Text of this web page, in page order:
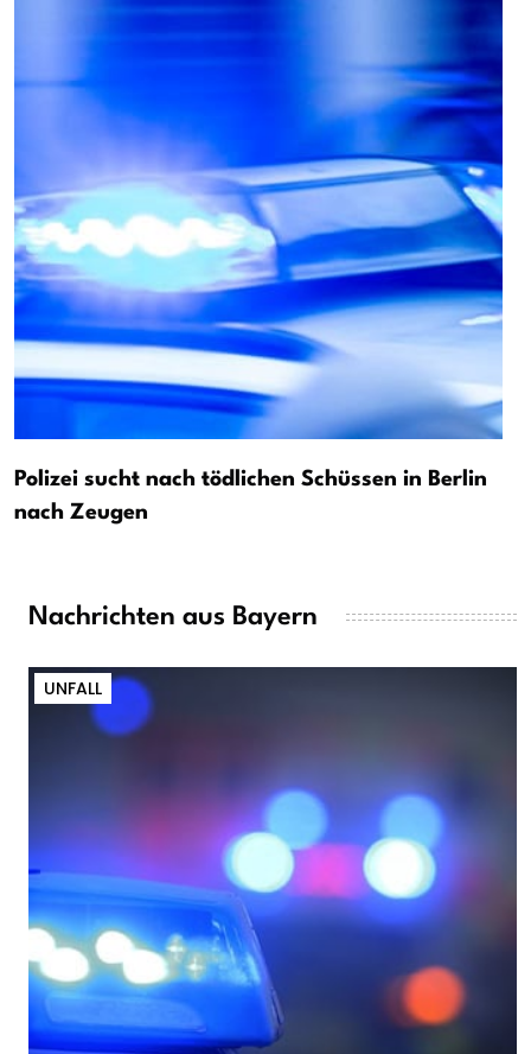
Polizei sucht nach tödlichen Schüssen in Berlin
nach Zeugen
Nachrichten aus Bayern
UNFALL